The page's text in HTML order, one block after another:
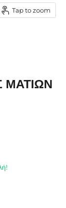
Tap to zoom
ΜΑΤΙΏΝ